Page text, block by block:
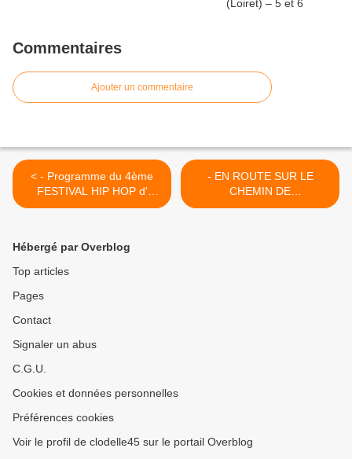
Commentaires
Ajouter un commentaire
< - Programme du 4ème
FESTIVAL HIP HOP d'
Orléans 12 au 19 avril 2014
- EN ROUTE SUR LE
CHEMIN DE
COMPOSTELLE loin de
Hébergé par Overblog
Top articles
Pages
Contact
Signaler un abus
C.G.U.
Cookies et données personnelles
Préférences cookies
Voir le profil de clodelle45 sur le portail Overblog